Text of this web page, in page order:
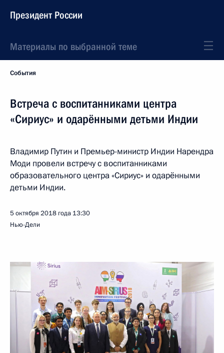
Президент России
Материалы по выбранной теме
События
Встреча с воспитанниками центра
«Сириус» и одарёнными детьми Индии
Владимир Путин и Премьер-министр Индии Нарендра
Моди провели встречу с воспитанниками
образовательного центра «Сириус» и одарёнными
детьми Индии.
5 октября 2018 года 13:30
Нью-Дели